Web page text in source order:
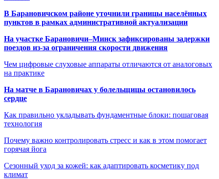
В Барановичском районе уточнили границы населённых
пунктов в рамках административной актуализации
На участке Барановичи–Минск зафиксированы задержки
поездов из-за ограничения скорости движения
Чем цифровые слуховые аппараты отличаются от аналоговых
на практике
На матче в Барановичах у болельщицы остановилось
сердце
Как правильно укладывать фундаментные блоки: пошаговая
технология
Почему важно контролировать стресс и как в этом помогает
горячая йога
Сезонный уход за кожей: как адаптировать косметику под
климат